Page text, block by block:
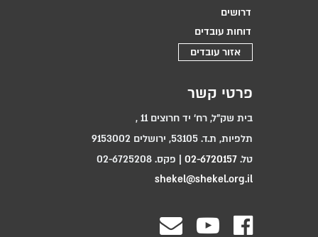
דרושים
דוחות עובדים
אזור עובדים
פרטי קשר
בית שק"ל, רח‘ יד חרוצים 11 ,
תלפיות, ת.ד. 53105, ירושלים 9153002
טל.02-6720157 | פקס. 02-6725208
shekel@shekel.org.il